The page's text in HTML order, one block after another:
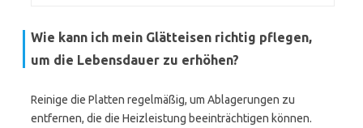
Wie kann ich mein Glätteisen richtig pflegen,
um die Lebensdauer zu erhöhen?
Reinige die Platten regelmäßig, um Ablagerungen zu
entfernen, die die Heizleistung beeinträchtigen können.